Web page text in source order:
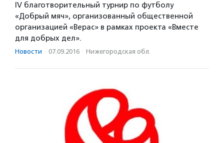
IV благотворительный турнир по футболу
«Добрый мяч», организованный общественной
организацией «Верас» в рамках проекта «Вместе
для добрых дел».
Новости · 07.09.2016 · Нижегородская обл.